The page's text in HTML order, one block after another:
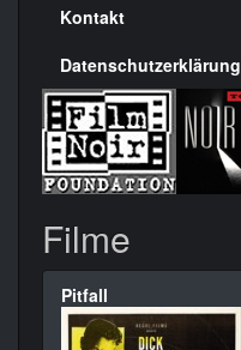
Kontakt
Datenschutzerklärung
Filme
Pitfall